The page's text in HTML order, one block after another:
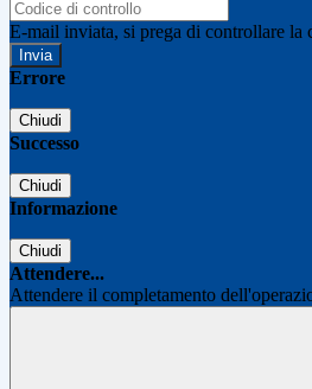
E-mail inviata, si prega di controllare la
Errore
Chiudi
Successo
Chiudi
Informazione
Chiudi
Attendere...
Attendere il completamento